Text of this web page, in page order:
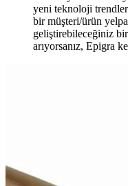
yeni teknoloji
bir müşteri/ürün
geliştirebileceğiniz
arıyorsanız, Epigra